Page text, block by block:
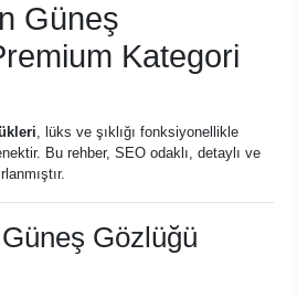
Güneş
Kategori
, lüks ve şıklığı fonksiyonellikle
Bu rehber, SEO odaklı, detaylı ve
Gözlüğü